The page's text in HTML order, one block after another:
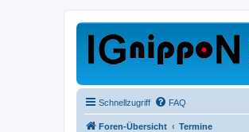
Schnellzugriff FAQ
Foren-Übersicht Termine